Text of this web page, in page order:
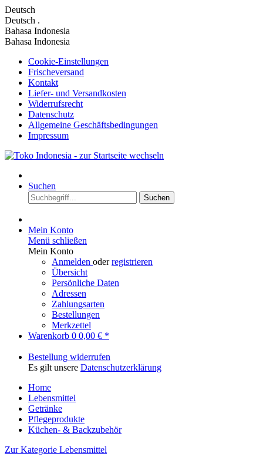
Deutsch
Deutsch .
Bahasa Indonesia
Bahasa Indonesia
Cookie-Einstellungen
Frischeversand
Kontakt
Liefer- und Versandkosten
Widerrufsrecht
Datenschutz
Allgemeine Geschäftsbedingungen
Impressum
Suchen
Suchen
Mein Konto
Menü schließen
Mein Konto
Anmelden oderregistrieren
Übersicht
Persönliche Daten
Adressen
Zahlungsarten
Bestellungen
Merkzettel
Warenkorb 0 0,00 € *
Bestellung widerrufen
Es gilt unsere Datenschutzerklärung
Home
Lebensmittel
Getränke
Pflegeprodukte
Küchen- & Backzubehör
Zur Kategorie Lebensmittel